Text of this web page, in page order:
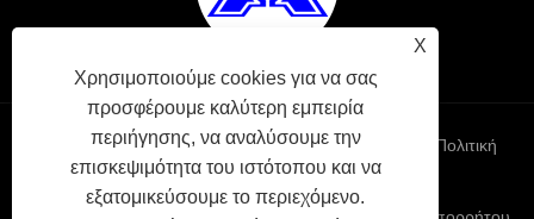
X
Χρησιμοποιούμε cookies για να σας
προσφέρουμε καλύτερη εμπειρία
περιήγησης, να αναλύσουμε την
επισκεψιμότητα του ιστότοπου και να
εξατομικεύσουμε το περιεχόμενο.
Sitemap RSS XML Πολιτική